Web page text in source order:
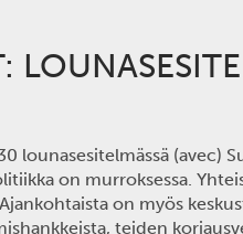
lounasesitelmässä (avec)
on murroksessa.
on myös
teiden